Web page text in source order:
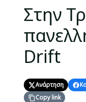
Στην
Drift
Ανάρτηση
Copy link